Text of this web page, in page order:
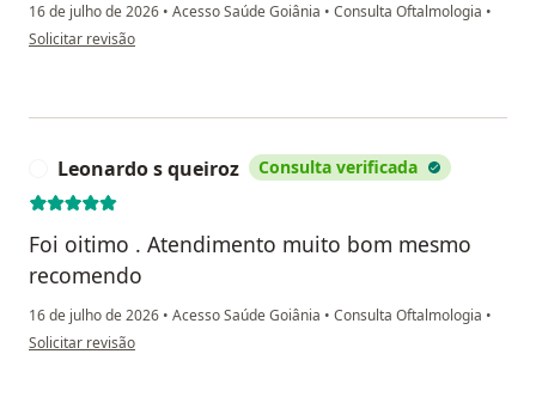
16 de julho de 2026 • Acesso Saúde Goiânia • Consulta Oftalmologia •
na opinião do utilizador Silvia Silvestre
Solicitar revisão
Leonardo s queiroz Consulta verificada
Foi oitimo . Atendimento muito bom mesmo
recomendo
16 de julho de 2026 • Acesso Saúde Goiânia • Consulta Oftalmologia •
na opinião do utilizador Leonardo s queiroz
Solicitar revisão